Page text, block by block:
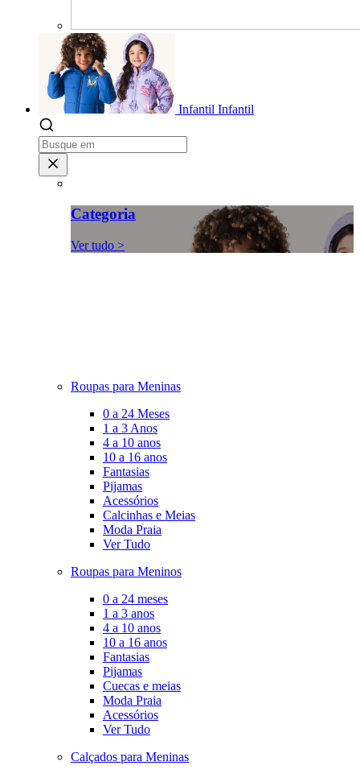
Infantil Infantil
Categoria
Ver tudo >
Roupas para Meninas
0 a 24 Meses
1 a 3 Anos
4 a 10 anos
10 a 16 anos
Fantasias
Pijamas
Acessórios
Calcinhas e Meias
Moda Praia
Ver Tudo
Roupas para Meninos
0 a 24 meses
1 a 3 anos
4 a 10 anos
10 a 16 anos
Fantasias
Pijamas
Cuecas e meias
Moda Praia
Acessórios
Ver Tudo
Calçados para Meninas